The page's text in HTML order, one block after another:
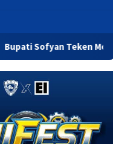
MoU Isbat dan